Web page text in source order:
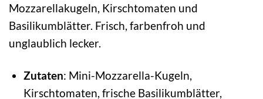
Mozzarellakugeln, Kirschtomaten und
Basilikumblätter. Frisch, farbenfroh und
unglaublich lecker.
Zutaten: Mini-Mozzarella-Kugeln,
Kirschtomaten, frische Basilikumblätter,